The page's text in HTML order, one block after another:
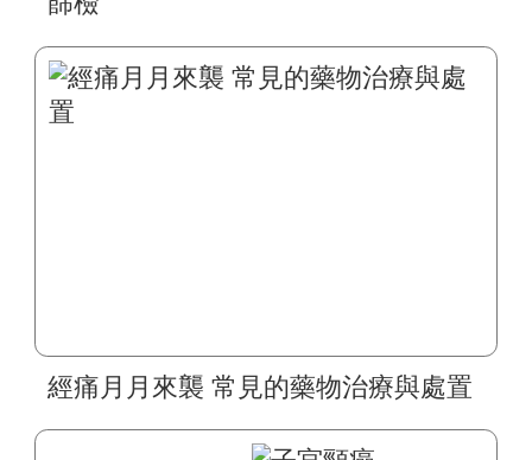
經痛月月來襲 常見的藥物治療與處置